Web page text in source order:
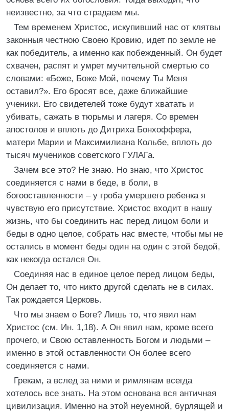
неизвестно, за что страдаем мы.
Тем временем Христос, искупивший нас от клятвы
законныя честною Своею Кровию, идет по земле не
как победитель, а именно как побежденный. Он будет
схвачен, распят и умрет мучительной смертью со
словами: «Боже, Боже Мой, почему Ты Меня
оставил?». Его бросят все, даже ближайшие
ученики. Его свидетелей тоже будут хватать и
убивать, сажать в тюрьмы и лагеря. Со времен
апостолов и вплоть до Дитриха Бонхоффера,
матери Марии и Максимилиана Кольбе, вплоть до
тысяч мучеников советского ГУЛАГа.
Зачем все это? Не знаю. Но знаю, что Христос
соединяется с нами в беде, в боли, в
богооставленности – у гроба умершего ребенка я
чувствую его присутствие. Христос входит в нашу
жизнь, что бы соединить нас перед лицом боли и
беды в одно целое, собрать нас вместе, чтобы мы не
остались в момент беды один на один с этой бедой,
как некогда остался Он.
Соединяя нас в единое целое перед лицом беды,
Он делает то, что никто другой сделать не в силах.
Так рождается Церковь.
Что мы знаем о Боге? Лишь то, что явил нам
Христос (см. Ин. 1,18). А Он явил нам, кроме всего
прочего, и Свою оставленность Богом и людьми –
именно в этой оставленности Он более всего
соединяется с нами.
Грекам, а вслед за ними и римлянам всегда
хотелось все знать. На этом основана вся античная
цивилизация. Именно на этой неуемной, бурлящей и